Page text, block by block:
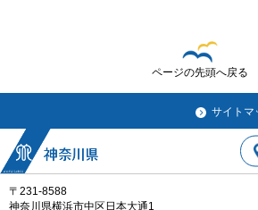
ページの先頭へ戻る
サイトマ
〒231-8588
神奈川県横浜市中区日本大通1